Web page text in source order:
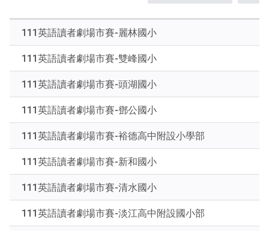
下
Enter
查
111英語讀者劇場市賽-麗林國小
111英語讀者劇場市賽-雙峰國小
111英語讀者劇場市賽-頭湖國小
111英語讀者劇場市賽-鄧公國小
111英語讀者劇場市賽-裕德高中附設小學部
111英語讀者劇場市賽-新和國小
111英語讀者劇場市賽-清水國小
111英語讀者劇場市賽-淡江高中附設國小部